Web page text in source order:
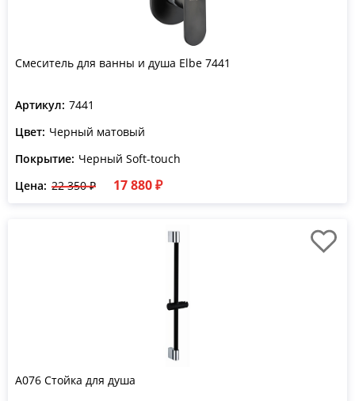
Смеситель для ванны и душа Elbe 7441
Артикул: 7441
Цвет: Черный матовый
Покрытие: Черный Soft-touch
Цена: 22 350 ₽ 17 880 ₽
A076 Стойка для душа